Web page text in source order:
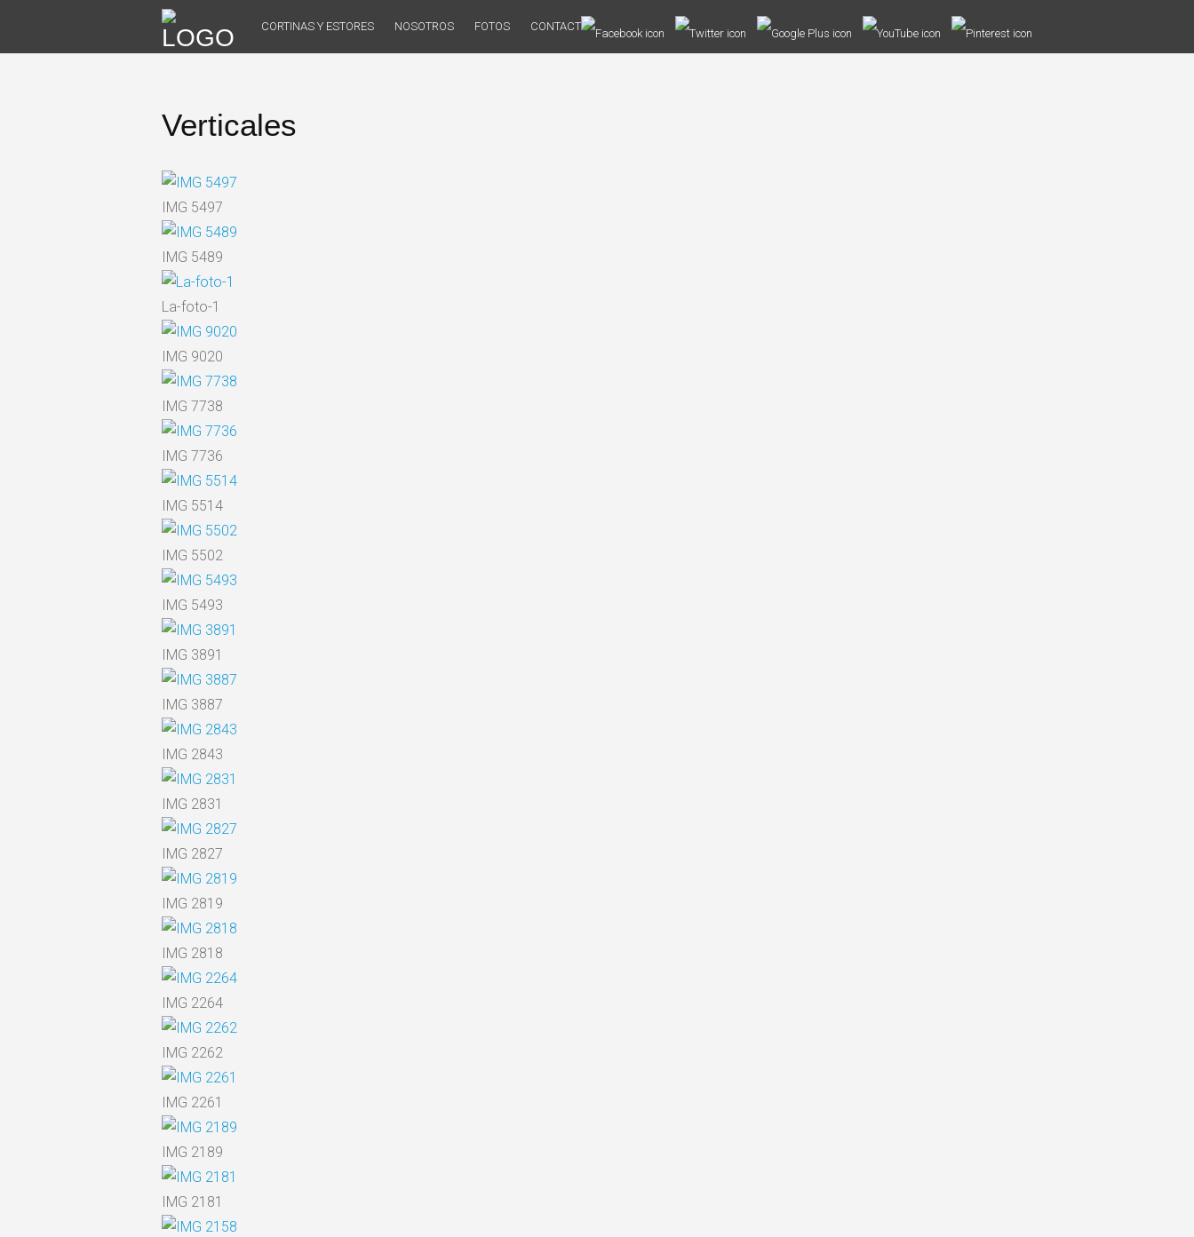
CORTINAS Y ESTORES NOSOTROS FOTOS CONTACTO
Verticales
IMG 5497
IMG 5489
La-foto-1
IMG 9020
IMG 7738
IMG 7736
IMG 5514
IMG 5502
IMG 5493
IMG 3891
IMG 3887
IMG 2843
IMG 2831
IMG 2827
IMG 2819
IMG 2818
IMG 2264
IMG 2262
IMG 2261
IMG 2189
IMG 2181